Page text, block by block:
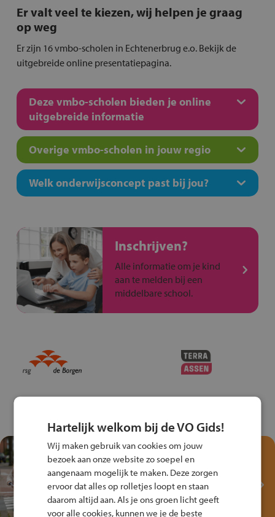
Er valt veel te kiezen, wij helpen je graag
op weg
Er zijn 16 vmbo-scholen in Echtenerbrug e.o. Bekijk de
uitgebreide online presentatiepagina.
Deze vmbo-scholen bieden je online
uitgebreide informatie
Overige vmbo-scholen in jouw regio
Welk onderwijsconcept past bij jou?
Inschrijven?
Alle informatie om je kind
aan te melden bij een
middelbare school.
Test je kennis met het
Fiets Veilig
Verkeersspel!
Speel het Fiets Veilig Verkeersspel
Hartelijk welkom bij de VO Gids!
Wij maken gebruik van cookies om jouw
bezoek aan onze website zo soepel en
aangenaam mogelijk te maken. Deze zorgen
ervoor dat alles op rolletjes loopt en staan
daarom altijd aan. Als je ons groen licht geeft
voor alle cookies, kunnen we je de beste